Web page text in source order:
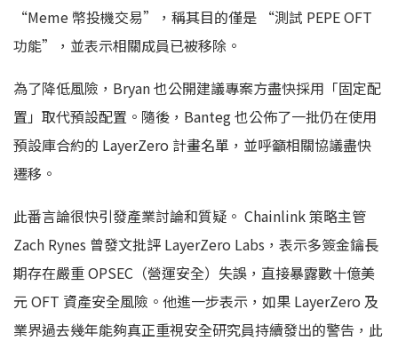
“Meme 幣投機交易”，稱其目的僅是 “測試 PEPE OFT
功能”，並表示相關成員已被移除。
為了降低風險，Bryan 也公開建議專案方盡快採用「固定配
置」取代預設配置。隨後，Banteg 也公佈了一批仍在使用
預設庫合約的 LayerZero 計畫名單，並呼籲相關協議盡快
遷移。
此番言論很快引發產業討論和質疑。 Chainlink 策略主管
Zach Rynes 曾發文批評 LayerZero Labs，表示多簽金鑰長
期存在嚴重 OPSEC（營運安全）失誤，直接暴露數十億美
元 OFT 資產安全風險。他進一步表示，如果 LayerZero 及
業界過去幾年能夠真正重視安全研究員持續發出的警告，此